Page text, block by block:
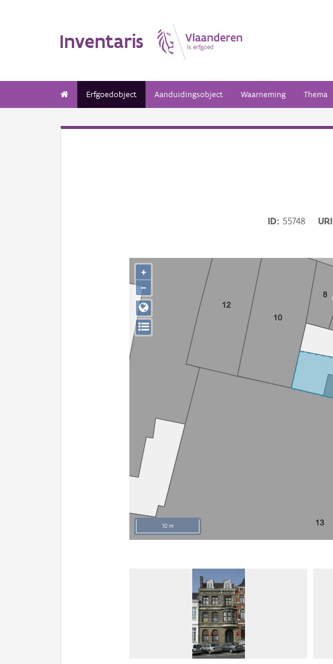
Inventaris
Erfgoedobject Aanduidingsobject Waarneming Thema
ID
55748 URI
10 m
+
−